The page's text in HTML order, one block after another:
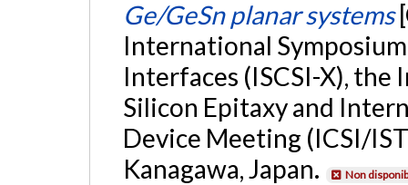
Ge/GeSn planar systems
International
Interfaces (ISCSI-X),
Silicon Epitaxy and
Device Meeting (ICSI/
Kanagawa, Japan.
Non